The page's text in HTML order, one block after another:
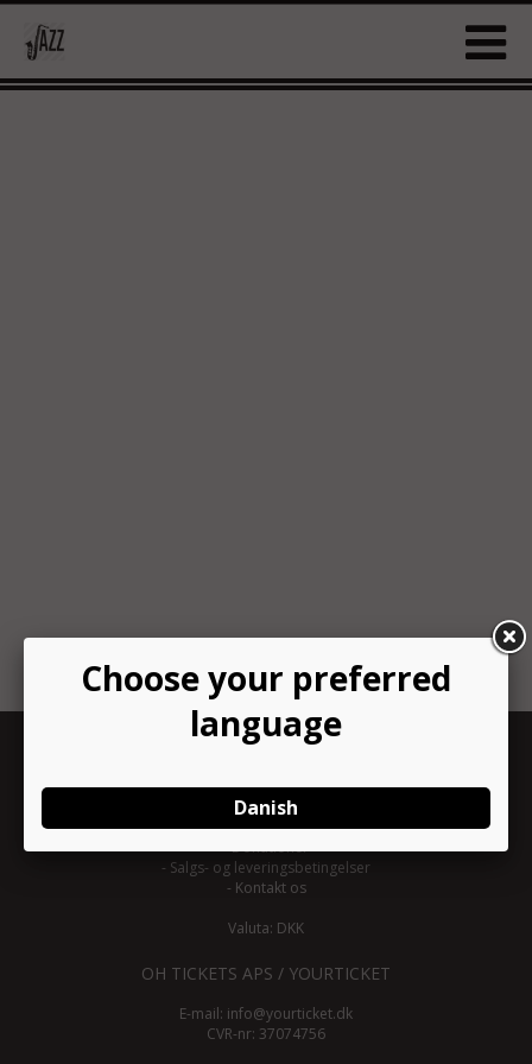
INFORMATION
-Om YourTicket
Bliv arrangør
-Arrangør login
-Donationer
- Salgs- og leveringsbetingelser
- Kontakt os
Valuta: DKK
OH TICKETS APS / YOURTICKET
E-mail: info@yourticket.dk
CVR-nr: 37074756